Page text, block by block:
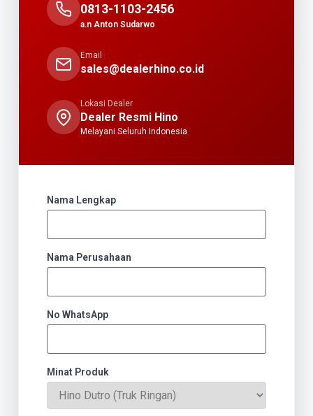
0813-1103-2456
a.n Anton Sudarwo
Email
sales@dealerhino.co.id
Lokasi Dealer
Dealer Resmi Hino
Melayani Seluruh Indonesia
Nama Lengkap
Nama Perusahaan
No WhatsApp
Minat Produk